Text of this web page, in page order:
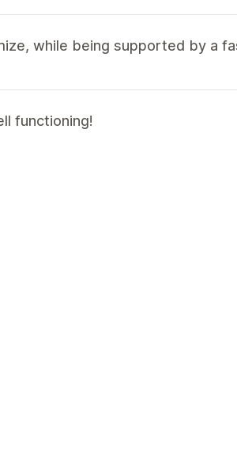
while being supported by a
functioning!